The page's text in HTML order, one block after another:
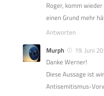
Roger, komm
einen Grund mehr
Antworten
Murph
19. Juni
Danke Werner!
Diese Aussage ist
Antisemitismus-